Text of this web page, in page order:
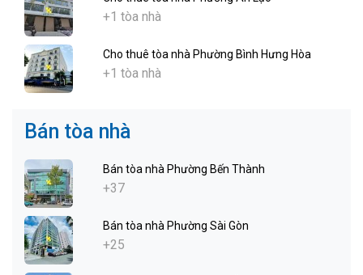
+1 tòa nhà
Cho thuê tòa nhà Phường Bình Hưng Hòa
+1 tòa nhà
Bán tòa nhà
Bán tòa nhà Phường Bến Thành
+37
Bán tòa nhà Phường Sài Gòn
+25